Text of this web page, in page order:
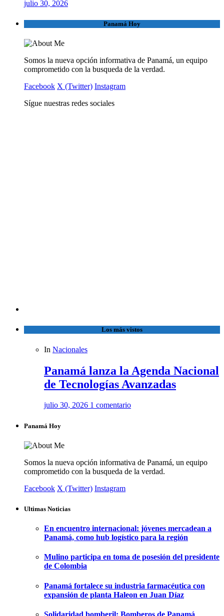
julio 30, 2026
Panamá Hoy
Somos la nueva opción informativa de Panamá, un equipo
comprometido con la busqueda de la verdad.
Facebook X (Twitter) Instagram
Sígue nuestras redes sociales
Los más vistos
In Nacionales
Panamá lanza la Agenda Nacional
de Tecnologías Avanzadas
julio 30, 2026 1 comentario
Panamá Hoy
Somos la nueva opción informativa de Panamá, un equipo
comprometido con la busqueda de la verdad.
Facebook X (Twitter) Instagram
Ultimas Noticias
En encuentro internacional: jóvenes mercadean a
Panamá, como hub logístico para la región
Mulino participa en toma de posesión del presidente
de Colombia
Panamá fortalece su industria farmacéutica con
expansión de planta Haleon en Juan Díaz
Solidaridad bomberil: Bomberos de Panamá